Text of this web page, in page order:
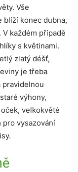
Vše
blíží konec dubna,
každém případě
s květinami.
zlatý déšť,
je třeba
pravidelnou
výhony,
velkokvěté
pro vysazování